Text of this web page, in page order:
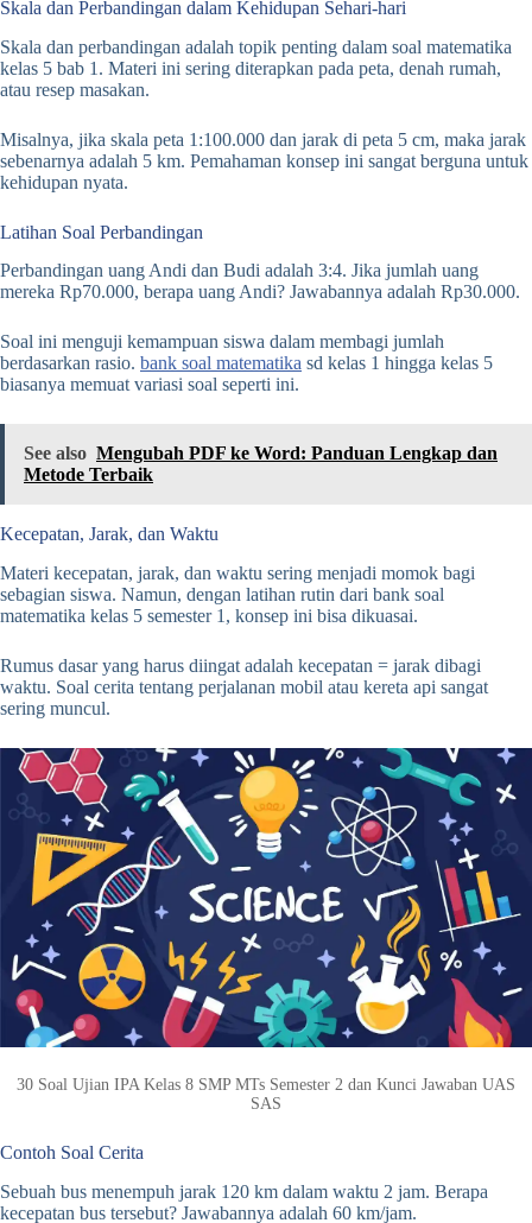
Skala dan Perbandingan dalam Kehidupan Sehari-hari
Skala dan perbandingan adalah topik penting dalam soal matematika
kelas 5 bab 1. Materi ini sering diterapkan pada peta, denah rumah,
atau resep masakan.
Misalnya, jika skala peta 1:100.000 dan jarak di peta 5 cm, maka jarak
sebenarnya adalah 5 km. Pemahaman konsep ini sangat berguna untuk
kehidupan nyata.
Latihan Soal Perbandingan
Perbandingan uang Andi dan Budi adalah 3:4. Jika jumlah uang
mereka Rp70.000, berapa uang Andi? Jawabannya adalah Rp30.000.
Soal ini menguji kemampuan siswa dalam membagi jumlah
berdasarkan rasio. bank soal matematika sd kelas 1 hingga kelas 5
biasanya memuat variasi soal seperti ini.
See also Mengubah PDF ke Word: Panduan Lengkap dan
Metode Terbaik
Kecepatan, Jarak, dan Waktu
Materi kecepatan, jarak, dan waktu sering menjadi momok bagi
sebagian siswa. Namun, dengan latihan rutin dari bank soal
matematika kelas 5 semester 1, konsep ini bisa dikuasai.
Rumus dasar yang harus diingat adalah kecepatan = jarak dibagi
waktu. Soal cerita tentang perjalanan mobil atau kereta api sangat
sering muncul.
30 Soal Ujian IPA Kelas 8 SMP MTs Semester 2 dan Kunci Jawaban UAS
SAS
Contoh Soal Cerita
Sebuah bus menempuh jarak 120 km dalam waktu 2 jam. Berapa
kecepatan bus tersebut? Jawabannya adalah 60 km/jam.